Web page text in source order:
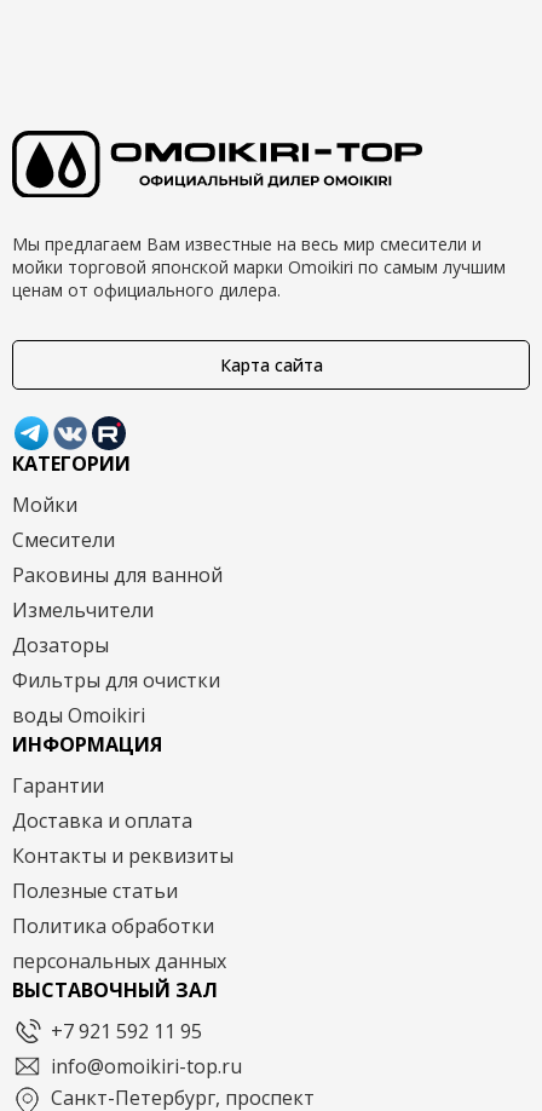
Мы предлагаем Вам известные на весь мир смесители и
мойки торговой японской марки Omoikiri по самым лучшим
ценам от официального дилера.
Карта сайта
КАТЕГОРИИ
Мойки
Смесители
Раковины для ванной
Измельчители
Дозаторы
Фильтры для очистки
воды Omoikiri
ИНФОРМАЦИЯ
Гарантии
Доставка и оплата
Контакты и реквизиты
Полезные статьи
Политика обработки
персональных данных
ВЫСТАВОЧНЫЙ ЗАЛ
+7 921 592 11 95
info@omoikiri-top.ru
Санкт-Петербург, проспект